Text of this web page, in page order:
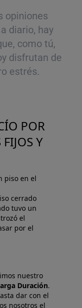
opiniones
diario, hay
como tú,
disfrutan de
estrés.
POR
Y
piso en el
cerrado
tuvo un
el
por el
nuestro
Duración.
dar con el
nosotros el